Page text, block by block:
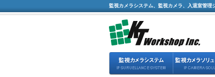
監視カメラシステム、監視カメラ、入退室管理